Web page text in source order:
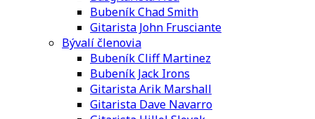
Bubeník Chad Smith
Gitarista John Frusciante
Bývalí členovia
Bubeník Cliff Martinez
Bubeník Jack Irons
Gitarista Arik Marshall
Gitarista Dave Navarro